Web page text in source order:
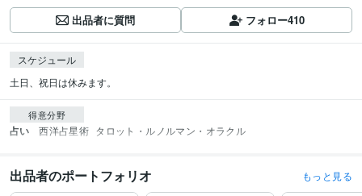
出品者に質問 フォロー410
スケジュール
土日、祝日は休みます。
得意分野
占い 西洋占星術 タロット・ルノルマン・オラクル
出品者のポートフォリオ もっと見る